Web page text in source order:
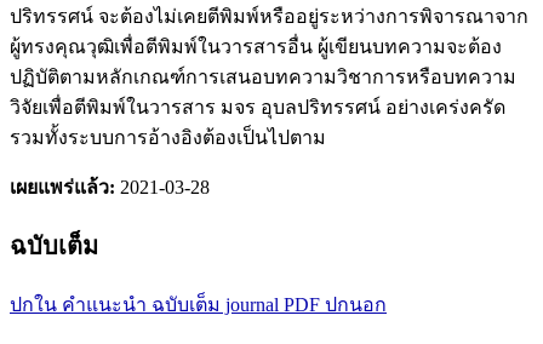
ปริทรรศน์ จะต้องไม่เคยตีพิมพ์หรืออยู่ระหว่างการพิจารณาจาก
ผู้ทรงคุณวุฒิเพื่อตีพิมพ์ในวารสารอื่น ผู้เขียนบทความจะต้อง
ปฏิบัติตามหลักเกณฑ์การเสนอบทความวิชาการหรือบทความ
วิจัยเพื่อตีพิมพ์ในวารสาร มจร อุบลปริทรรศน์ อย่างเคร่งครัด
รวมทั้งระบบการอ้างอิงต้องเป็นไปตาม
เผยแพร่แล้ว: 2021-03-28
ฉบับเต็ม
ปกใน คำแนะนำ ฉบับเต็ม journal PDF ปกนอก